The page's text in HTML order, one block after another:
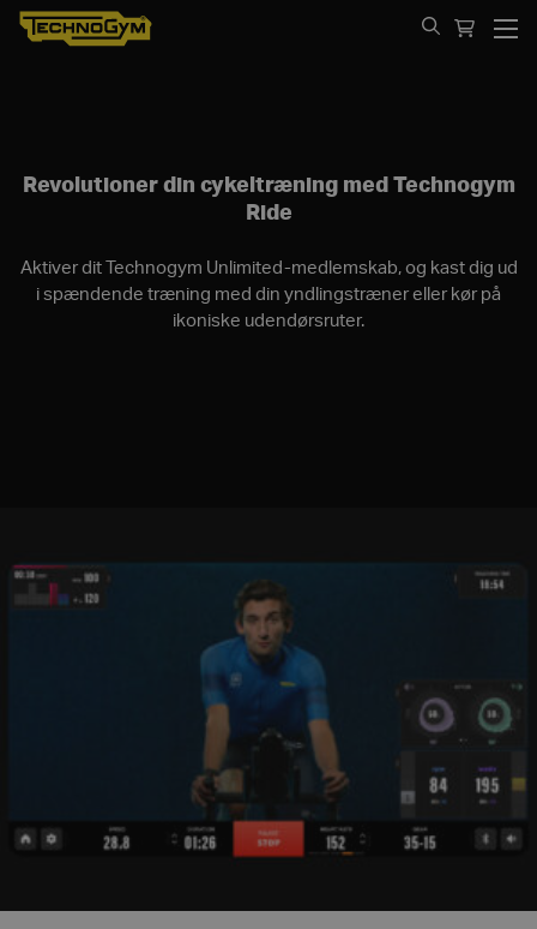
Spring til indhold
Revolutioner din cykeltræning med Technogym
Ride
Aktiver dit Technogym Unlimited-medlemskab, og kast dig ud
i spændende træning med din yndlingstræner eller kør på
ikoniske udendørsruter.